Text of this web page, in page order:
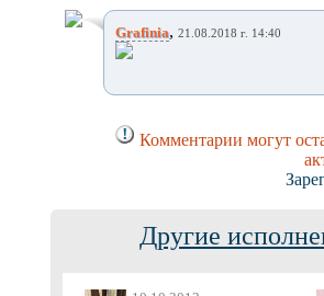
Grafinia, 21.08.2018 г. 14:40
Комментарии могут
Другие